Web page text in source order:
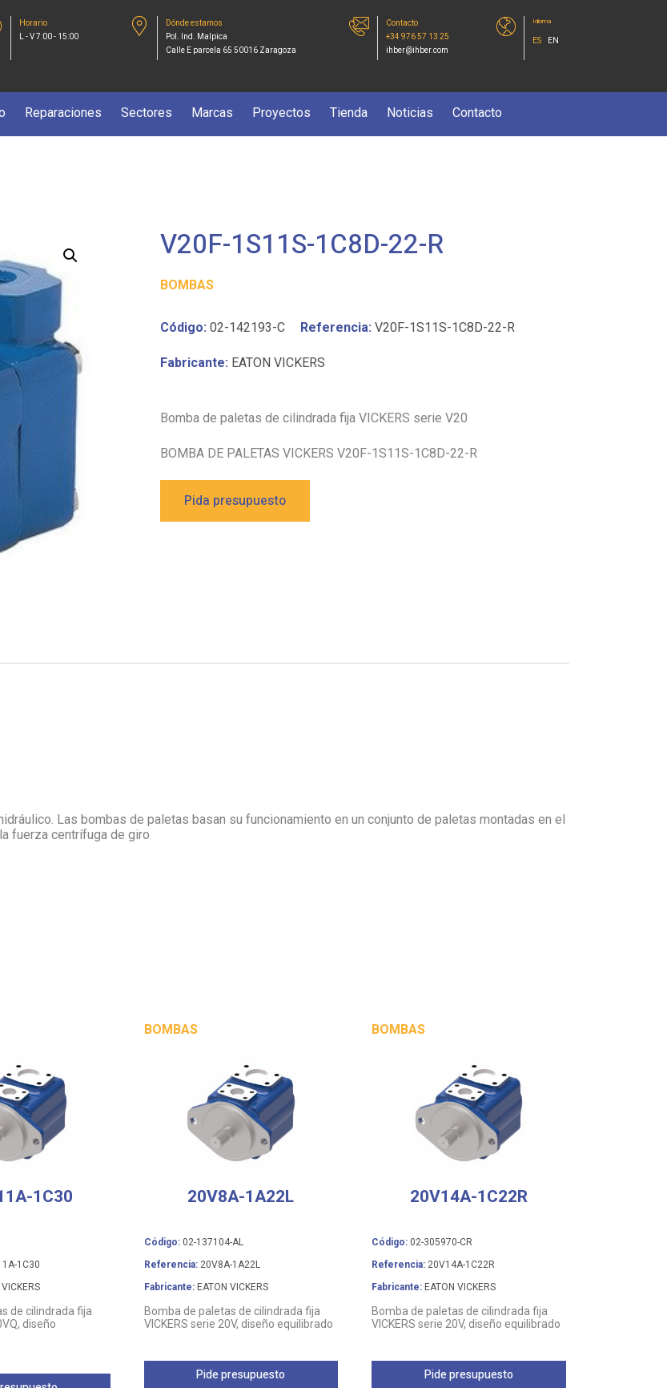
Horario
L - V 7:00 - 15:00
Dónde estamos
Pol. Ind. Malpica
Calle E parcela 65 50016 Zaragoza
Contacto
+34 976 57 13 25
ihber@ihber.com
Idioma
ES EN
Reparaciones Sectores Marcas Proyectos Tienda Noticias Contacto
V20F-1S11S-1C8D-22-R
BOMBAS
Código: 02-142193-C Referencia: V20F-1S11S-1C8D-22-R
Fabricante: EATON VICKERS
Bomba de paletas de cilindrada fija VICKERS serie V20
BOMBA DE PALETAS VICKERS V20F-1S11S-1C8D-22-R
Pida presupuesto
Las bombas de paletas basan su funcionamiento en un conjunto de paletas montadas en el
fuerza centrífuga de giro
1C30
1C30
VICKERS
de cilindrada fija
diseño
BOMBAS
20V8A-1A22L
Código:02-137104-AL
Referencia:20V8A-1A22L
Fabricante:EATON VICKERS
Bomba de paletas de cilindrada fija
VICKERS serie 20V, diseño equilibrado
Pide presupuesto
BOMBAS
20V14A-1C22R
Código: 02-305970-CR
Referencia: 20V14A-1C22R
Fabricante: EATON VICKERS
Bomba de paletas de cilindrada fija
VICKERS serie 20V, diseño equilibrado
Pide presupuesto